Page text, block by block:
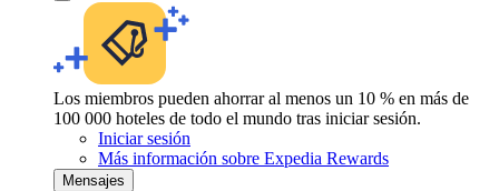
Los miembros pueden ahorrar al menos un 10 % en más de
100 000 hoteles de todo el mundo tras iniciar sesión.
Iniciar sesión
Más información sobre Expedia Rewards
Mensajes